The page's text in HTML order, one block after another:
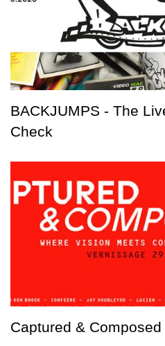
BACKJUMPS - The
Check
Captured & Composed